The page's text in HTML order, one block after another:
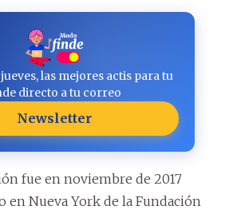
las mejores actis para tu
directo a tu correo
Newsletter
fue en noviembre de 2017
en Nueva York de la Fundación